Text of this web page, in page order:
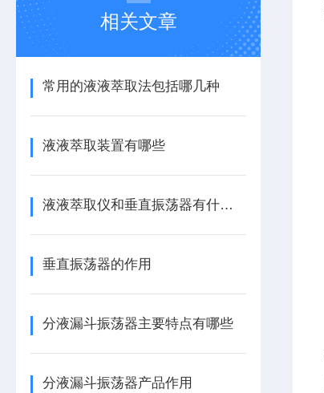
相关文章
常用的液液萃取法包括哪几种
液液萃取装置有哪些
液液萃取仪和垂直振荡器有什么区别
垂直振荡器的作用
分液漏斗振荡器主要特点有哪些
分液漏斗振荡器产品作用